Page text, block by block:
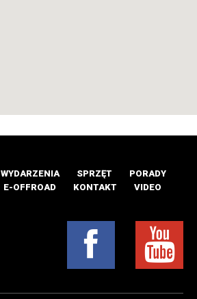
WYDARZENIA SPRZĘT
PORADY
E-OFFROAD KONTAKT VIDEO